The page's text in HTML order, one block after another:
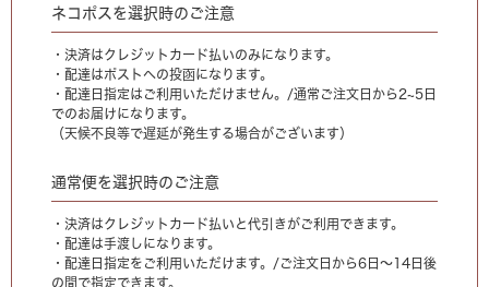
ネコポスを選択時のご注意
・決済はクレジットカード払いのみになります。
・配達はポストへの投函になります。
・配達日指定はご利用いただけません。/通常ご注文日から2~5日
でのお届けになります。
（天候不良等で遅延が発生する場合がございます）
通常便を選択時のご注意
・決済はクレジットカード払いと代引きがご利用できます。
・配達は手渡しになります。
・配達日指定をご利用いただけます。/ご注文日から6日〜14日後
の間で指定できます。